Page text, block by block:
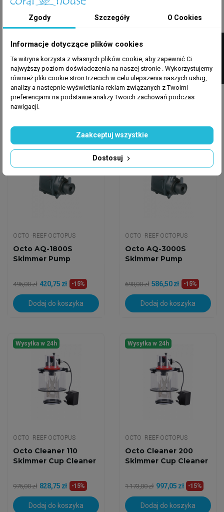
Octo Regal 200-E
External Skimmer
4 410,00 zł 3 748,50 zł -15%
Dodaj do koszyka
Octo Regal 250-E
External Skimmer
4 825,00 zł 4 101,25 zł -15%
Dodaj do koszyka
OCTO -REEF OCTOPUS
Octo AQ-1800S
Skimmer Pump
495,00 zł 420,75 zł -15%
Dodaj do koszyka
OCTO -REEF OCTOPUS
Octo AQ-3000S
Skimmer Pump
690,00 zł 586,50 zł -15%
Dodaj do koszyka
Wysyłka w 24h
OCTO -REEF OCTOPUS
Octo Cleaner 110
Skimmer Cup Cleaner
975,00 zł 828,75 zł -15%
Dodaj do koszyka
Wysyłka w 24h
OCTO -REEF OCTOPUS
Octo Cleaner 200
Skimmer Cup Cleaner
1 173,00 zł 997,05 zł -15%
Dodaj do koszyka
Zgody Szczegóły O Cookies
Informacje dotyczące plików cookies
Ta witryna korzysta z własnych plików cookie, aby zapewnić Ci
najwyższy poziom doświadczenia na naszej stronie . Wykorzystujemy
również pliki cookie stron trzecich w celu ulepszenia naszych usług,
analizy a nastepnie wyświetlania reklam związanych z Twoimi
preferencjami na podstawie analizy Twoich zachowań podczas
nawigacji.
Dostosuj
Zaakceptuj wszystkie